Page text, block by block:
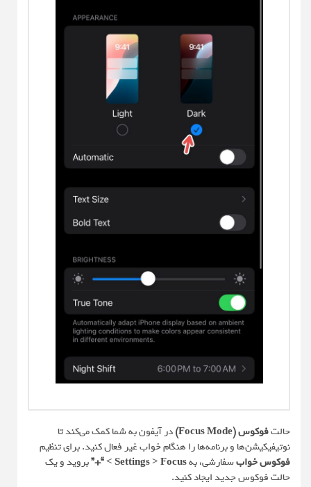
حالتفوکوس (Focus Mode)
در آیفون به شما کمک می‌کند تا
نوتیفیکیشن‌ها و برنامه‌ها را هنگام خواب غیر فعال کنید. برای تنظیم
فوکوس خوابسفارشی، بهSettings > Focus > “+”
بروید و یک
حالت فوکوس جدید ایجاد کنید.